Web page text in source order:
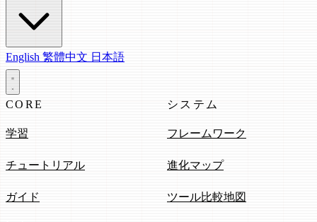
English 繁體中文 日本語
CORE
学習
チュートリアル
ガイド
システム
フレームワーク
進化マップ
ツール比較地図